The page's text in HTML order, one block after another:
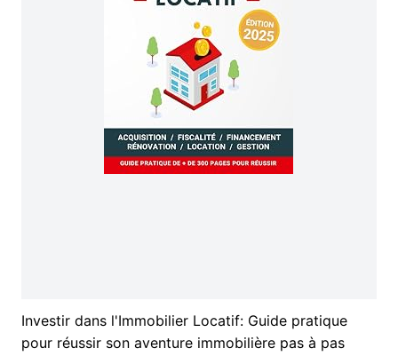
Investir dans l'Immobilier Locatif: Guide pratique
pour réussir son aventure immobilière pas à pas